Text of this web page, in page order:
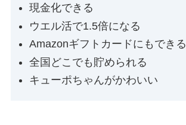
現金化できる
ウエル活で1.5倍になる
Amazonギフトカードにもできる
全国どこでも貯められる
キューポちゃんがかわいい